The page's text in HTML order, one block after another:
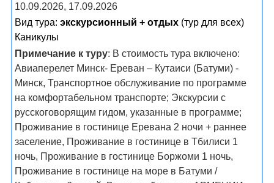
10.09.2026, 17.09.2026
Вид тура: экскурсионный + отдых (тур для всех)
Каникулы
Примечание к туру: В стоимость тура включено:
Авиаперелет Минск- Ереван – Кутаиси (Батуми) -
Минск, Транспортное обслуживание по программе
на комфортабельном транспорте; Экскурсии с
русскоговорящим гидом, указанные в программе;
Проживание в гостинице Еревана 2 ночи + раннее
заселение, Проживание в гостинице в Тбилиси 1
ночь, Проживание в гостинице Боржоми 1 ночь,
Проживание в гостинице на море в Батуми /